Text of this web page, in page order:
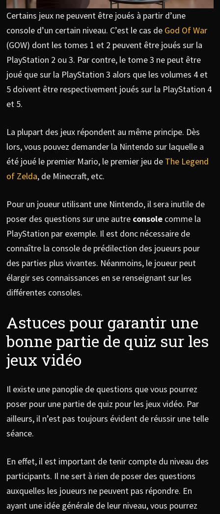
Certains jeux ne peuvent être joués à partir d’une
console d’un certain niveau. C’est le cas de God Of War
(GOW) dont les tomes 1 et 2 peuvent être joués sur la
PlayStation 2 ou 3. Par contre, le tome 3 ne peut être
joué que sur la PlayStation 3 alors que les volumes 4 et
5 doivent être respectivement joués sur la PlayStation 4
et 5.
La plupart des jeux répondent au même principe. Dès
lors, vous pouvez demander la Nintendo sur laquelle a
été joué le premier Mario, le premier jeu de The Legend
of Zelda, de Minecraft, etc.
Pour un joueur utilisant une Nintendo, il sera inutile de
poser des questions sur une autre console comme la
PlayStation par exemple. Il est donc nécessaire de
connaître la console de prédilection des joueurs pour
des parties plus vivantes. Néanmoins, le joueur peut
élargir ses connaissances en se renseignant sur les
différentes consoles.
Astuces pour garantir une
bonne partie de quiz sur les
jeux vidéo
Il existe une panoplie de questions que vous pourrez
poser pour une partie de quiz pour les jeux vidéo. Par
ailleurs, il n’est pas toujours évident de réussir une telle
séance.
En effet, il est important de tenir compte du niveau des
participants. Il ne sert à rien de poser des questions
auxquelles les joueurs ne peuvent pas répondre. En
ayant une idée générale de leur niveau, vous pourrez